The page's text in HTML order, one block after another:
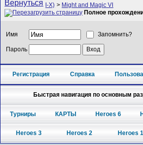
I-X) > Might and Magic VI
Полное
Имя Запомнить?
Пароль
Регистрация Справка
Быстрая навигация по основным
Турниры КАРТЫ Heroes 6
Heroes 3 Heroes 2 Heroes 1